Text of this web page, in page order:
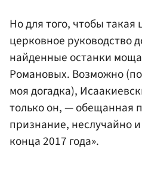
Но для того, чтобы
церковное руководство
найденные останки
Романовых. Возможно
моя догадка),
только он, — обещанная
признание, неслучайно
конца 2017 года».